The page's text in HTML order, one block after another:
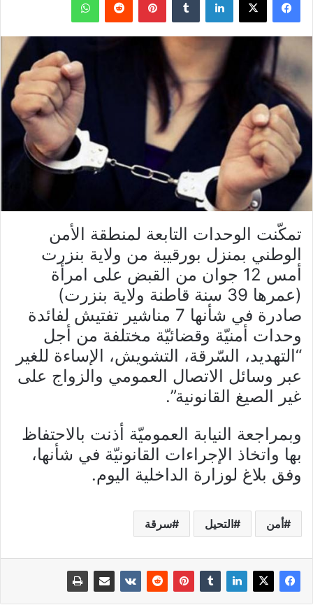
تمكّنت الوحدات التابعة لمنطقة الأمن
الوطني بمنزل بورقيبة من ولاية بنزرت
أمس 12 جوان من القبض على امرأة
(عمرها 39 سنة قاطنة ولاية بنزرت)
صادرة في شأنها 7 مناشير تفتيش لفائدة
وحدات أمنيّة وقضائيّة مختلفة من أجل
“التهديد، السّرقة، التشويش، الإساءة للغير
عبر وسائل الاتصال العمومي والزواج على
غير الصيغ القانونية”.
وبمراجعة النيابة العموميّة أذنت بالاحتفاظ
بها واتخاذ الإجراءات القانونيّة في شأنها،
وفق بلاغ لوزارة الداخلية اليوم.
أمن التحيل سرقة